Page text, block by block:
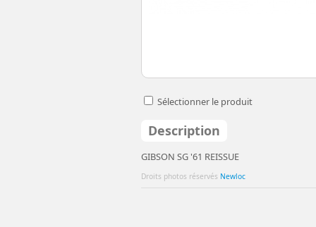
Sélectionner le produit
Description
GIBSON SG '61 REISSUE
Droits photos réservés Newloc